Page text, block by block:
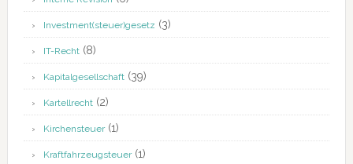
Investment(steuer)gesetz (3)
IT-Recht(8)
Kapitalgesellschaft(39)
Kartellrecht(2)
Kirchensteuer(1)
Kraftfahrzeugsteuer(1)